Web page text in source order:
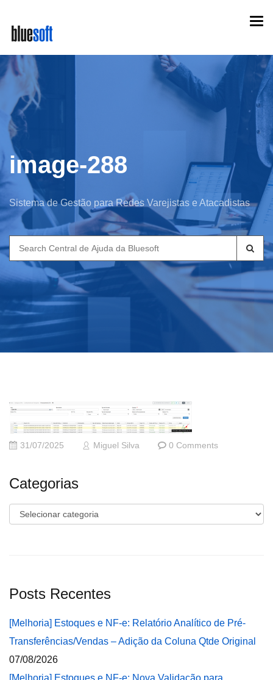
main
content
image-288
Sistema de Gestão para Redes Varejistas e Atacadistas
Search
for:
31/07/2025 Miguel Silva 0 Comments
Categorias
Categorias
Posts Recentes
[Melhoria] Estoques e NF-e: Relatório Analítico de Pré-
Transferências/Vendas – Adição da Coluna Qtde Original
07/08/2026
[Melhoria] Estoques e NF-e: Nova Validação para